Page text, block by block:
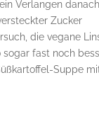
Verlangen
Zucker
die vegane
sogar fast noch
Suppe